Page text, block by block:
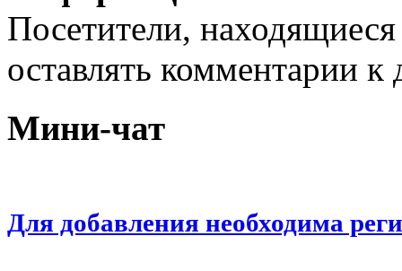
Посетители,
оставлять комментарии
Мини-чат
Для добавления необходима